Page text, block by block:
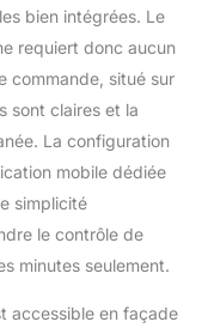
évaporer les
modes en
&
facile à
enfant,
pas à
sécurité.
bien intégrées. Le
requiert donc aucun
commande, situé sur
sont claires et la
La configuration
mobile dédiée
simplicité
le contrôle de
minutes seulement.
accessible en façade